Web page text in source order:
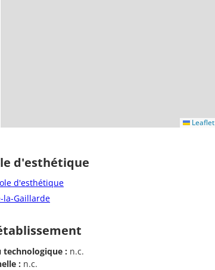
Leaflet
d'esthétique
d'esthétique
la-Gaillarde
technologique : n.c.
: n.c.